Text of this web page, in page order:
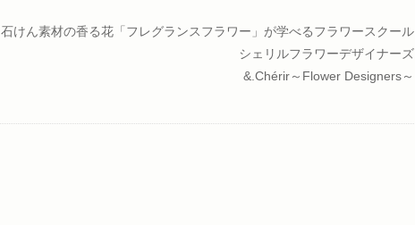
石けん素材の香る花「フレグランスフラワー」が学べるフラワースクール
シェリルフラワーデザイナーズ
&.Chérir～Flower Designers～